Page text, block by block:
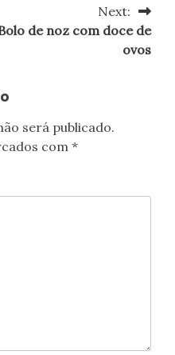
Next:
de noz com doce de
ovos
será publicado.
com*